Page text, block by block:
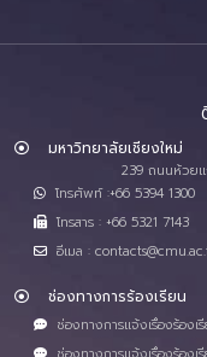
มหาวิทยาลัยเชียงใหม่
239 ถนนห้วยแ
โทรศัพท์ :+66 5394 1300
โทรสาร : +66 5321 7143
อีเมล :
ช่องทางการร้องเรียน
ช่องทางการแจ้งเรื่องร้อง